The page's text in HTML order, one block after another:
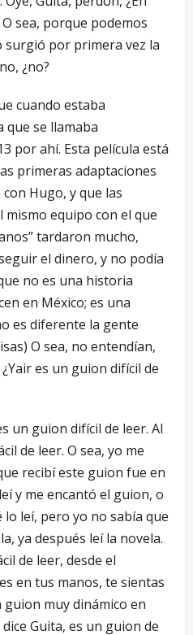
sea, porque podemos
surgió por primera vez la
¿no?
cuando estaba
se llamaba
por ahí. Esta película está
primeras adaptaciones
Hugo, y que las
equipo con el que
tardaron mucho,
el dinero, y no podía
no es una historia
en México; es una
es diferente la gente
O sea, no entendían,
es un guion difícil de
un guion difícil de leer. Al
de leer. O sea, yo me
recibí este guion fue en
y me encantó el guion, o
lo leí, pero yo no sabía que
ya después leí la novela.
de leer, desde el
en tus manos, te sientas
guion muy dinámico en
Guita, es un guion de